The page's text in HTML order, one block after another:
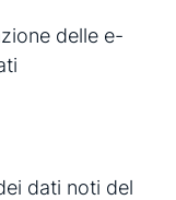
delle e-
dati noti del